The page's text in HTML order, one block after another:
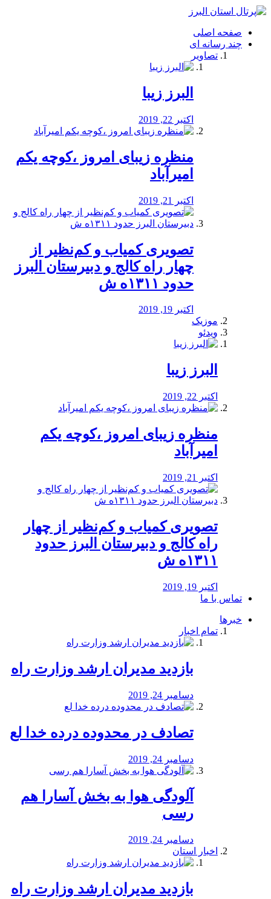
فصد
شرق
تهران
خشکشویی
صفحه اصلی
چند رسانه ای
تصاویر
البرز زیبا
اکتبر 22, 2019
منظره‌‌ زیبای امروز ،کوچه یکم
امیرآباد
اکتبر 21, 2019
️تصویری کمیاب و کم‌نظیر از
چهار راه كالج و دبيرستان البرز
حدود ۱۳۱۱ه ش
اکتبر 19, 2019
موزیک
ویدئو
البرز زیبا
اکتبر 22, 2019
منظره‌‌ زیبای امروز ،کوچه یکم
امیرآباد
اکتبر 21, 2019
️تصویری کمیاب و کم‌نظیر از چهار
راه كالج و دبيرستان البرز حدود
۱۳۱۱ه ش
اکتبر 19, 2019
تماس با ما
خبرها
تمام اخبار
بازدید مدیران ارشد وزارت راه
دسامبر 24, 2019
تصادف در محدوده درده خدا لع
دسامبر 24, 2019
آلودگی هوا به بخش آسارا هم
رسی
دسامبر 24, 2019
اخبار استان
بازدید مدیران ارشد وزارت راه